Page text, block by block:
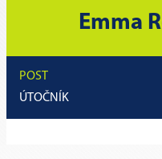
Emma
POST
ÚTOČNÍK